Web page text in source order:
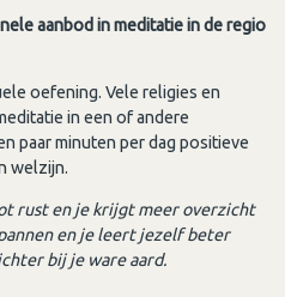
aanbod in meditatie in de regio
oefening. Vele religies en
in een of andere
paar minuten per dag positieve
welzijn.
rust en je krijgt meer overzicht
en je leert jezelf beter
bij je ware aard.